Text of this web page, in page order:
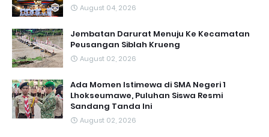
August 04, 2026
Jembatan Darurat Menuju Ke Kecamatan
Peusangan Siblah Krueng
August 02, 2026
Ada Momen Istimewa di SMA Negeri 1
Lhokseumawe, Puluhan Siswa Resmi
Sandang Tanda Ini
August 02, 2026